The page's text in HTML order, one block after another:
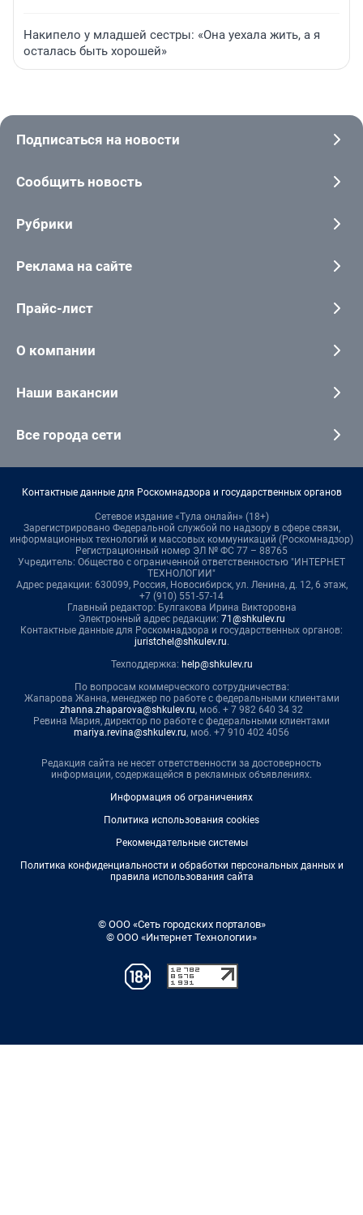
Накипело у младшей сестры: «Она уехала жить, а я
осталась быть хорошей»
Подписаться на новости
Сообщить новость
Рубрики
Реклама на сайте
Прайс-лист
О компании
Наши вакансии
Все города сети
Контактные данные для Роскомнадзора и государственных органов
Сетевое издание «Тула онлайн» (18+)
Зарегистрировано Федеральной службой по надзору в сфере связи,
информационных технологий и массовых коммуникаций (Роскомнадзор)
Регистрационный номер ЭЛ № ФС 77 – 88765
Учредитель: Общество с ограниченной ответственностью "ИНТЕРНЕТ
ТЕХНОЛОГИИ"
Адрес редакции: 630099, Россия, Новосибирск, ул. Ленина, д. 12, 6 этаж,
+7 (910) 551-57-14
Главный редактор: Булгакова Ирина Викторовна
Электронный адрес редакции: 71@shkulev.ru
Контактные данные для Роскомнадзора и государственных органов:
juristchel@shkulev.ru.
Техподдержка: help@shkulev.ru
По вопросам коммерческого сотрудничества:
Жапарова Жанна, менеджер по работе с федеральными клиентами
zhanna.zhaparova@shkulev.ru, моб. + 7 982 640 34 32
Ревина Мария, директор по работе с федеральными клиентами
mariya.revina@shkulev.ru, моб. +7 910 402 4056
Редакция сайта не несет ответственности за достоверность
информации, содержащейся в рекламных объявлениях.
Информация об ограничениях
Политика использования cookies
Рекомендательные системы
Политика конфиденциальности и обработки персональных данных и
правила использования сайта
© ООО «Сеть городских порталов»
© ООО «Интернет Технологии»